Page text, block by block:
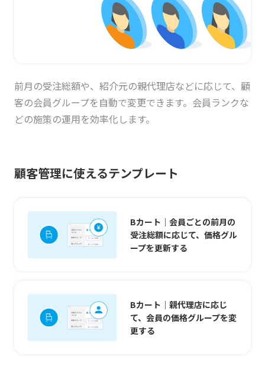
前月の受注総額や、紹介元の親代理店などに応じて、顧
客の会員グループを自動で変更できます。会員ランクな
どの施策の運用を効率化します。
顧客管理に使えるテンプレート
Bカート｜会員ごとの前月の
受注総額に応じて、価格グル
ープを更新する
Bカート｜親代理店に応じ
て、会員の価格グループを変
更する